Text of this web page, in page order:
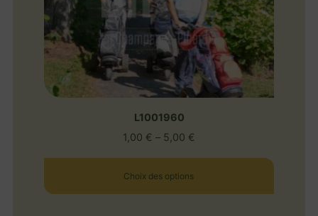
L1001960
1,00 € – 5,00 €
Choix des options